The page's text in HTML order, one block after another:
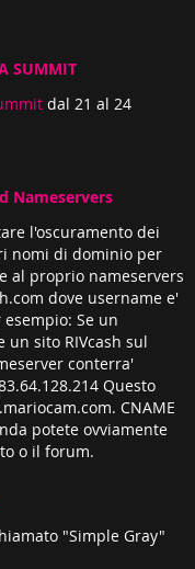
SUMMIT
dal 21 al 24
Nameservers
l'oscuramento dei
nomi di dominio per
al proprio nameservers
dove username e'
Se un
sito RIVcash sul
conterra'
Questo
CNAME
potete ovviamente
o il forum.
"Simple Gray"